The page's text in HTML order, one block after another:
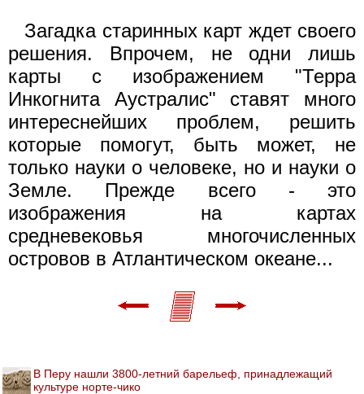
Загадка старинных карт ждет своего
решения. Впрочем, не одни лишь
карты с изображением "Терра
Инкогнита Аустралис" ставят много
интереснейших проблем, решить
которые помогут, быть может, не
только науки о человеке, но и науки о
Земле. Прежде всего - это
изображения на картах
средневековья многочисленных
островов в Атлантическом океане...
В Перу нашли 3800-летний барельеф, принадлежащий
культуре норте-чико